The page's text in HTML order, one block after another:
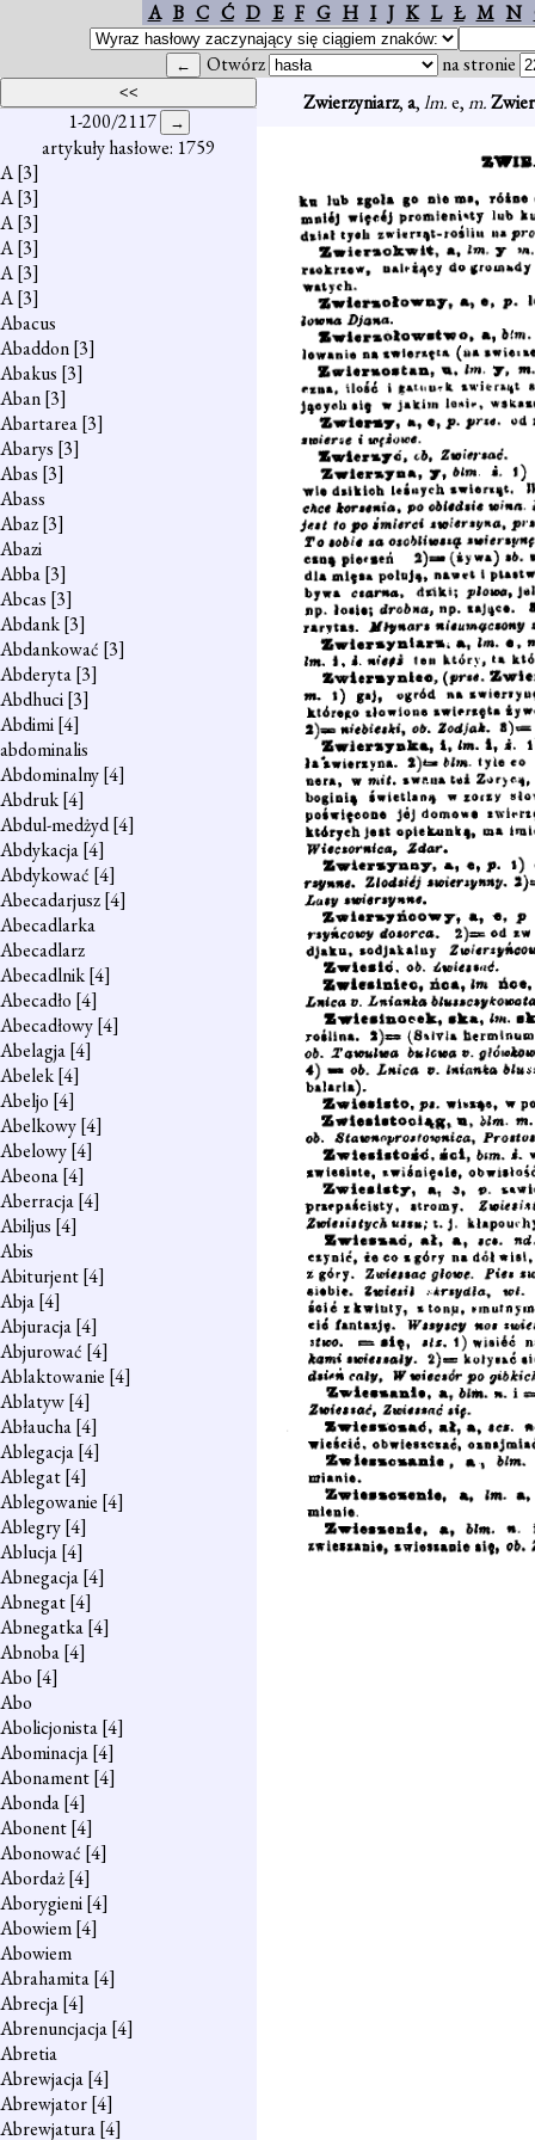
A B C Ć D E F G H I J K L Ł M N
Otwórz na stronie
1-200/2117
artykuły hasłowe: 1759
A[3]
A[3]
A[3]
A[3]
A[3]
A[3]
Abacus
Abaddon[3]
Abakus [3]
Aban[3]
Abartarea[3]
Abarys [3]
Abas [3]
Abass
Abaz[3]
Abazi
Abba[3]
Abcas [3]
Abdank[3]
Abdankować [3]
Abderyta[3]
Abdhuci[3]
Abdimi[4]
abdominalis
Abdominalny[4]
Abdruk[4]
Abdul-medżyd[4]
Abdykacja[4]
Abdykować [4]
Abecadarjusz[4]
Abecadlarka
Abecadlarz
Abecadlnik[4]
Abecadło [4]
Abecadłowy[4]
Abelagja[4]
Abelek[4]
Abeljo [4]
Abelkowy[4]
Abelowy[4]
Abeona[4]
Aberracja[4]
Abiljus [4]
Abis
Abiturjent[4]
Abja[4]
Abjuracja[4]
Abjurować [4]
Ablaktowanie [4]
Ablatyw[4]
Abłaucha[4]
Ablegacja[4]
Ablegat[4]
Ablegowanie [4]
Ablegry[4]
Ablucja[4]
Abnegacja[4]
Abnegat[4]
Abnegatka[4]
Abnoba[4]
Abo [4]
Abo
Abolicjonista[4]
Abominacja[4]
Abonament[4]
Abonda[4]
Abonent[4]
Abonować [4]
Abordaż[4]
Aborygieni[4]
Abowiem[4]
Abowiem
Abrahamita[4]
Abrecja[4]
Abrenuncjacja[4]
Abretia
Abrewjacja[4]
Abrewjator[4]
Abrewjatura[4]
Zwierzyniarz,a,lm.e,m.